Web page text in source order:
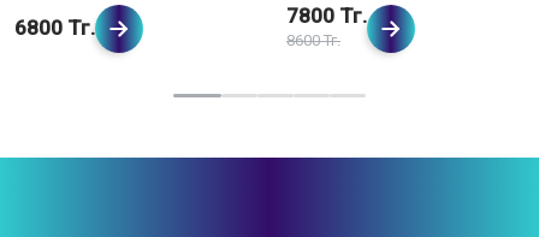
6800 Тг. 7800 Тг.
8600 Тг.